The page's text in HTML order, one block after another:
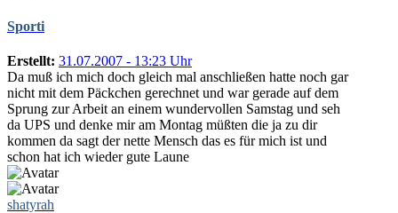
Sporti
Erstellt: 31.07.2007 - 13:23 Uhr
Da muß ich mich doch gleich mal anschließen hatte noch gar
nicht mit dem Päckchen gerechnet und war gerade auf dem
Sprung zur Arbeit an einem wundervollen Samstag und seh
da UPS und denke mir am Montag müßten die ja zu dir
kommen da sagt der nette Mensch das es für mich ist und
schon hat ich wieder gute Laune
shatyrah